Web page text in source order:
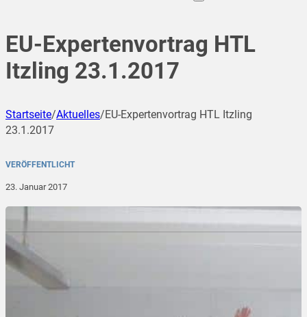
EU-Expertenvortrag HTL
Itzling 23.1.2017
Startseite/Aktuelles/EU-Expertenvortrag HTL Itzling
23.1.2017
VERÖFFENTLICHT
23. Januar 2017